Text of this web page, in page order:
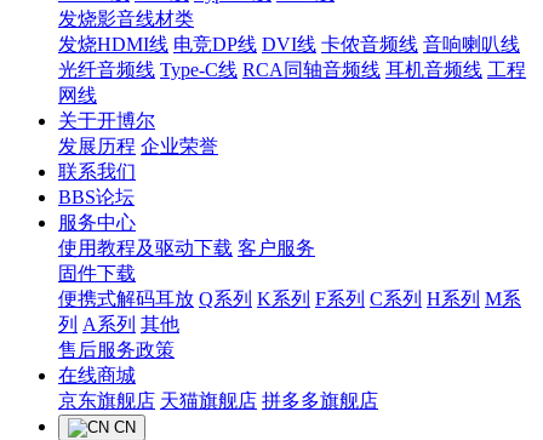
发烧影音线材类
发烧HDMI线 电竞DP线 DVI线 卡侬音频线 音响喇叭线
光纤音频线 Type-C线 RCA同轴音频线 耳机音频线 工程
网线
关于开博尔
发展历程 企业荣誉
联系我们
BBS论坛
服务中心
使用教程及驱动下载 客户服务
固件下载
便携式解码耳放 Q系列 K系列 F系列 C系列 H系列 M系
列 A系列 其他
售后服务政策
在线商城
京东旗舰店 天猫旗舰店 拼多多旗舰店
CN